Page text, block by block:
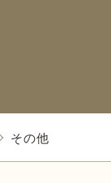
その他